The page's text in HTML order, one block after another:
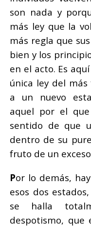
son nada y
más ley que la
más regla que
bien y los
en el acto. Es
única ley del
a un nuevo
aquel por el
sentido de que
dentro de su
fruto de un
Por lo demás,
esos dos
se halla
despotismo, que